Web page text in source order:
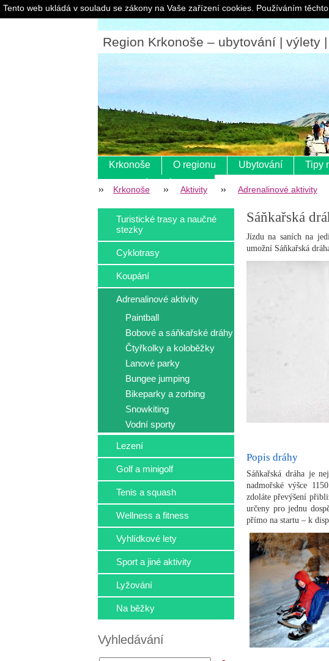
Region Krkonoše – ubytování | výlety
Krkonoše O regionu Ubytování Tipy
Krkonoše Aktivity Adrenalinové aktivity
Sáňkařská
Jízdu na saních na
umožní Sáňkařská
Popis dráhy
Sáňkařská dráha je
nadmořské výšce
zdoláte převýšení
určeny pro jednu
přímo na startu – k
Turistické trasy a naučné
stezky
Cyklotrasy
Koupání
Adrenalinové aktivity
Paintball
Bobové a sáňkařské dráhy
Čtyřkolky a koloběžky
Lanové parky
Bungee jumping
Bikeparky a zorbing
Snowkiting
Vodní sporty
Lezení
Golf a minigolf
Tenis a squash
Wellness a fitness
Vyhlídkové lety
Sport a jiné aktivity
Lyžování
Na běžky
Vyhledávání
Tento web ukládá v souladu se zákony na Vaše zařízení cookies. Používáním